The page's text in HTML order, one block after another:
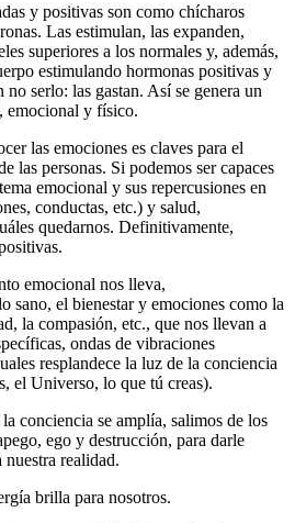
y positivas son como chícharos
Las estimulan, las expanden,
superiores a los normales y, además,
estimulando hormonas positivas y
serlo: las gastan. Así se genera un
emocional y físico.
las emociones es claves para el
las personas. Si podemos ser capaces
emocional y sus repercusiones en
conductas, etc.) y salud,
quedarnos. Definitivamente,
emocional nos lleva,
sano, el bienestar y emociones como la
la compasión, etc., que nos llevan a
ondas de vibraciones
resplandece la luz de la conciencia
el Universo, lo que tú creas).
conciencia se amplía, salimos de los
ego y destrucción, para darle
nuestra realidad.
brilla para nosotros.